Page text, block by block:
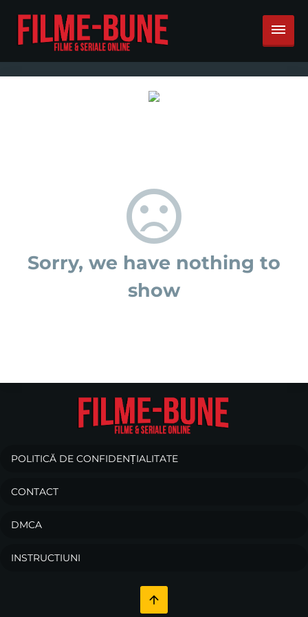
Sorry, we have nothing to
show
POLITICĂ DE CONFIDENȚIALITATE
CONTACT
DMCA
INSTRUCTIUNI